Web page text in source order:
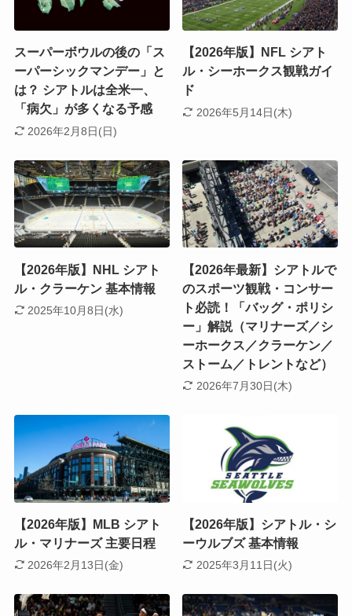
スーパーボウルの後の「ス
ーパーシックマンデー」と
は？ シアトルは全米一、
「病欠」が多くなる予感
2026年2月8日(日)
【2026年版】NFL シアト
ル・シーホークス観戦ガイ
ド
2026年5月14日(木)
【2026年版】NHL シアト
ル・クラーケン 基本情報
2025年10月8日(水)
【2026年最新】シアトルで
のスポーツ観戦・コンサー
ト必読！「バッグ・ポリシ
ー」解説（マリナーズ／シ
ーホークス／クラーケン／
ストーム／トレントなど）
2026年7月30日(木)
【2026年版】MLB シアト
ル・マリナーズ 主要日程
2026年2月13日(金)
【2026年版】シアトル・シ
ーウルブズ 基本情報
2025年3月11日(火)